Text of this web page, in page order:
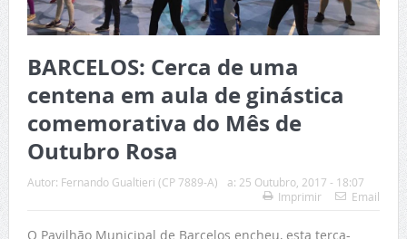
BARCELOS: Cerca de uma
centena em aula de ginástica
comemorativa do Mês de
Outubro Rosa
Autor: Fernando Gualtieri (CP 7889-A) a: 25 Outubro, 2017 - 18:07
Imprimir
Email
O Pavilhão Municipal de Barcelos encheu, esta terça-